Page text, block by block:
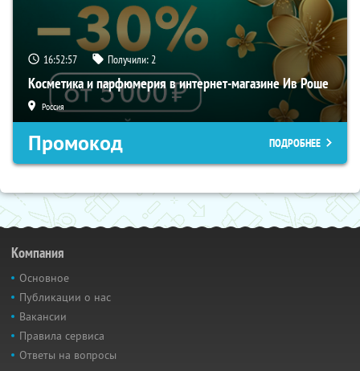
16:52:56 Получили:2
Косметика и парфюмерия в интернет-магазине Ив Роше
Россия
Промокод ПОДРОБНЕЕ
Компания
Основное
Публикации о нас
Вакансии
Правила сервиса
Ответы на вопросы